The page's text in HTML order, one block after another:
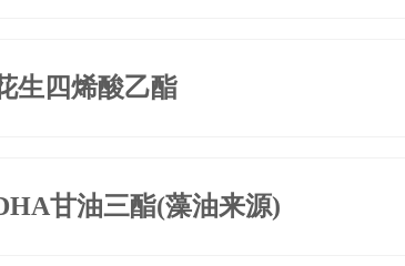
生四烯酸乙酯
甘油三酯(藻油来源)